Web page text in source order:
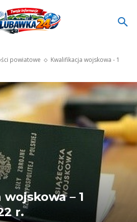
powiatowe
Kwalifikacja wojskowa - 1
– 1
r.